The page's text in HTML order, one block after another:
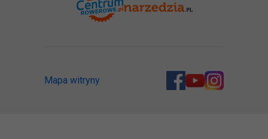
Mapa witryny